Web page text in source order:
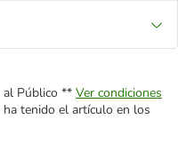
al Público ** Ver condiciones
tenido el artículo en los